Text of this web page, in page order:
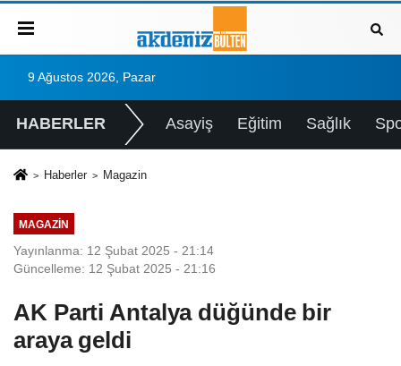
9 Ağustos 2026, Pazar
HABERLER Asayiş Eğitim Sağlık
Haberler Magazin
MAGAZIN
Yayınlanma: 12 Şubat 2025 - 21:14
Güncelleme: 12 Şubat 2025 - 21:16
AK Parti Antalya düğünde bir
araya geldi